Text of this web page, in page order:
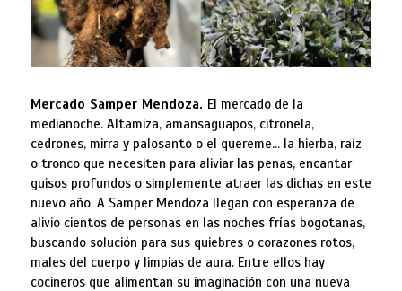
Mercado Samper Mendoza. El mercado de la
medianoche. Altamiza, amansaguapos, citronela,
cedrones, mirra y palosanto o el quereme… la hierba, raíz
o tronco que necesiten para aliviar las penas, encantar
guisos profundos o simplemente atraer las dichas en este
nuevo año. A Samper Mendoza llegan con esperanza de
alivio cientos de personas en las noches frías bogotanas,
buscando solución para sus quiebres o corazones rotos,
males del cuerpo y limpias de aura. Entre ellos hay
cocineros que alimentan su imaginación con una nueva